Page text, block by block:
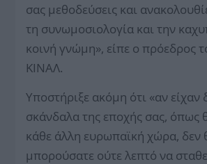
σας μεθοδεύσεις και
τη συνωμοσιολογία και την
κοινή γνώμη», είπε ο πρόεδρος
ΚΙΝΑΛ.
Υποστήριξε ακόμη ότι «αν είχαν
σκάνδαλα της εποχής σας, όπως
κάθε άλλη ευρωπαϊκή χώρα, δεν
μπορούσατε ούτε λεπτό να